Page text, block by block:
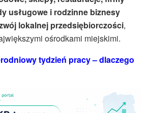
usługowe i rodzinne biznesy
lokalnej przedsiębiorczości,
ośrodkami miejskimi.
tydzień pracy – dlaczego